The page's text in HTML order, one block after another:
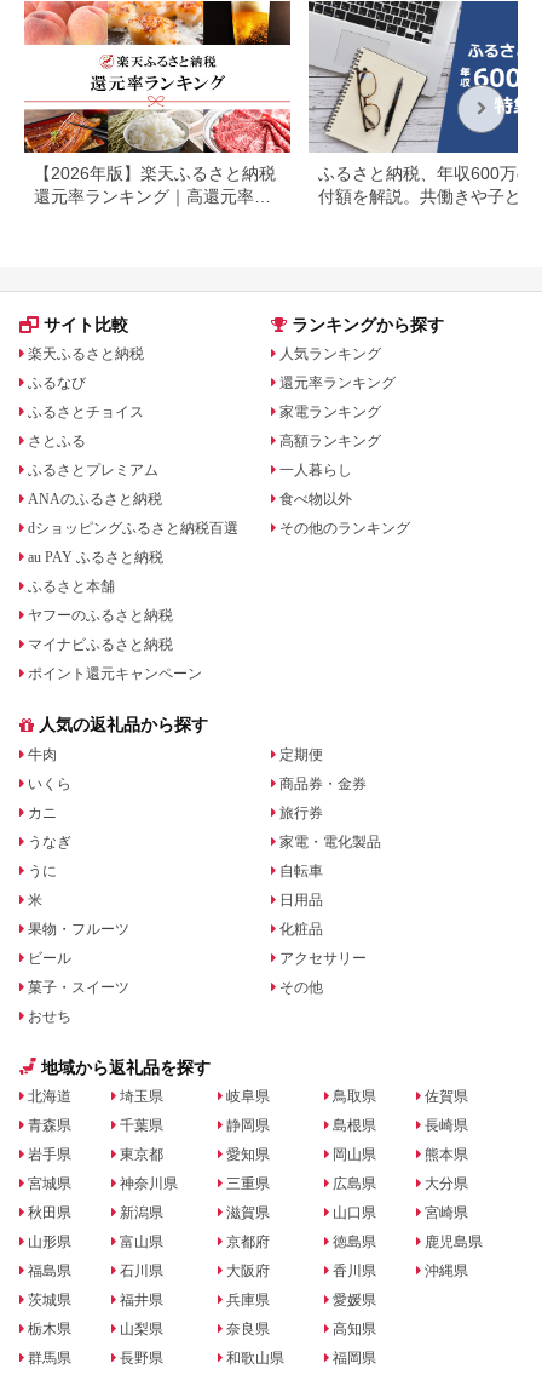
答箱 愛媛県 松山市 コ
コオ
Koko'o【KK313】
【2026年版】楽天ふるさと納税
還元率ランキング｜高還元率返
ふるさと納税、年収600万の
付額を解説。共働きや子ども
サイト比較
楽天ふるさと納税
ふるなび
ふるさとチョイス
さとふる
ふるさとプレミアム
ANAのふるさと納税
dショッピングふるさと納税百選
au PAY ふるさと納税
ふるさと本舗
ヤフーのふるさと納税
マイナビふるさと納税
ポイント還元キャンペーン
ランキングから探す
人気ランキング
還元率ランキング
家電ランキング
高額ランキング
一人暮らし
食べ物以外
その他のランキング
人気の返礼品から探す
牛肉
いくら
カニ
うなぎ
うに
米
果物・フルーツ
ビール
菓子・スイーツ
おせち
定期便
商品券・金券
旅行券
家電・電化製品
自転車
日用品
化粧品
アクセサリー
その他
地域から返礼品を探す
北海道
青森県
岩手県
宮城県
秋田県
山形県
福島県
茨城県
栃木県
群馬県
埼玉県
千葉県
東京都
神奈川県
新潟県
富山県
石川県
福井県
山梨県
長野県
岐阜県
静岡県
愛知県
三重県
滋賀県
京都府
大阪府
兵庫県
奈良県
和歌山県
鳥取県
島根県
岡山県
広島県
山口県
徳島県
香川県
愛媛県
高知県
福岡県
佐賀県
長崎県
熊本県
大分県
宮崎県
鹿児島県
沖縄県